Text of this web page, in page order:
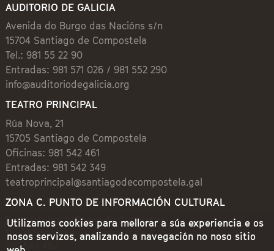
AUDITORIO DE GALICIA
Avenida do Burgo das Nacións s/n
15704 Santiago de Compostela
Tel.: 981 55 22 90
Entradas: 981 571 026 / 981 552 290
info@auditoriodegalicia.org
TEATRO PRINCIPAL
Rúa Nova, 21
15705 Santiago de Compostela
Oficinas: 981 542 461
Entradas: 981 542 349
teatroprincipal@santiagodecompostela.gal
ZONA C. PUNTO DE INFORMACIÓN CULTURAL
Preguntoiro, 1 (Praza de Cervantes)
15704 Santiago de Compostela
981 542 462
Utilizamos cookies para mellorar a súa experiencia e os
nosos servizos, analizando a navegación no noso sitio